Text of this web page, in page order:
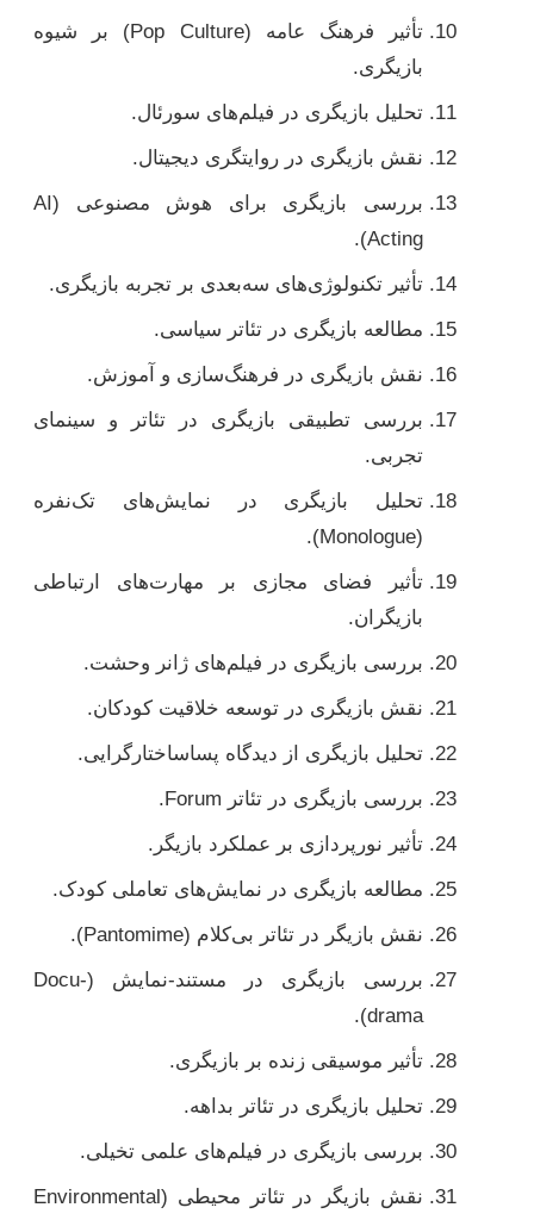
تأثیر فرهنگ عامه (Pop Culture) بر شیوه
بازیگری.
تحلیل بازیگری در فیلم‌های سورئال.
نقش بازیگری در روایتگری دیجیتال.
بررسی بازیگری برای هوش مصنوعی (AI
Acting).
تأثیر تکنولوژی‌های سه‌بعدی بر تجربه بازیگری.
مطالعه بازیگری در تئاتر سیاسی.
نقش بازیگری در فرهنگ‌سازی و آموزش.
بررسی تطبیقی بازیگری در تئاتر و سینمای
تجربی.
تحلیل بازیگری در نمایش‌های تک‌نفره
(Monologue).
تأثیر فضای مجازی بر مهارت‌های ارتباطی
بازیگران.
بررسی بازیگری در فیلم‌های ژانر وحشت.
نقش بازیگری در توسعه خلاقیت کودکان.
تحلیل بازیگری از دیدگاه پساساختارگرایی.
بررسی بازیگری در تئاتر Forum.
تأثیر نورپردازی بر عملکرد بازیگر.
مطالعه بازیگری در نمایش‌های تعاملی کودک.
نقش بازیگر در تئاتر بی‌کلام (Pantomime).
بررسی بازیگری در مستند-نمایش (Docu-
drama).
تأثیر موسیقی زنده بر بازیگری.
تحلیل بازیگری در تئاتر بداهه.
بررسی بازیگری در فیلم‌های علمی تخیلی.
نقش بازیگر در تئاتر محیطی (Environmental